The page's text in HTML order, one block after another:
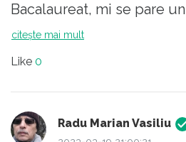
Bacalaureat, mi se pare
e treaba Ministerului
puna cadrele didactice
Religia se preda intr-un
Prea bine. Inspectoratele
citește mai mult
Like 0
Radu Marian Vasiliu